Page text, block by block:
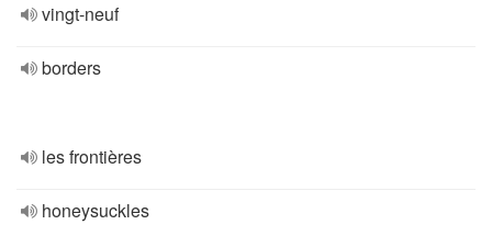
vingt-neuf
borders
les frontières
honeysuckles